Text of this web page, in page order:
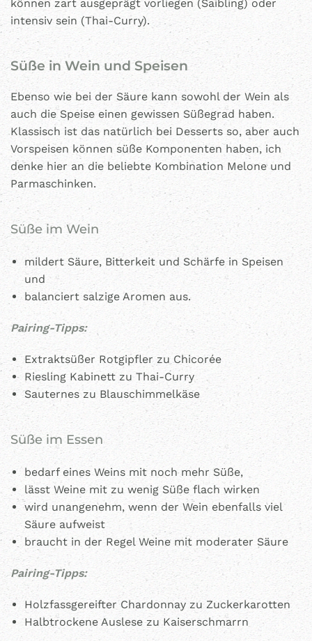
können zart ausgeprägt vorliegen (Saibling) oder
intensiv sein (Thai-Curry).
Süße in Wein und Speisen
Ebenso wie bei der Säure kann sowohl der Wein als
auch die Speise einen gewissen Süßegrad haben.
Klassisch ist das natürlich bei Desserts so, aber auch
Vorspeisen können süße Komponenten haben, ich
denke hier an die beliebte Kombination Melone und
Parmaschinken.
Süße im Wein
mildert Säure, Bitterkeit und Schärfe in Speisen
und
balanciert salzige Aromen aus.
Pairing-Tipps:
Extraktsüßer Rotgipfler zu Chicorée
Riesling Kabinett zu Thai-Curry
Sauternes zu Blauschimmelkäse
Süße im Essen
bedarf eines Weins mit noch mehr Süße,
lässt Weine mit zu wenig Süße flach wirken
wird unangenehm, wenn der Wein ebenfalls viel
Säure aufweist
braucht in der Regel Weine mit moderater Säure
Pairing-Tipps:
Holzfassgereifter Chardonnay zu Zuckerkarotten
Halbtrockene Auslese zu Kaiserschmarrn